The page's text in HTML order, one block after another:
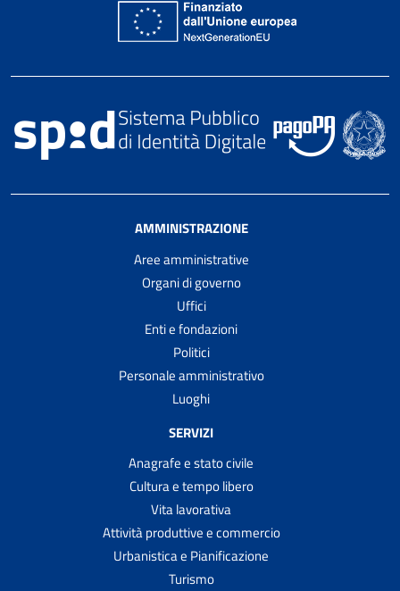
AMMINISTRAZIONE
Aree amministrative
Organi di governo
Uffici
Enti e fondazioni
Politici
Personale amministrativo
Luoghi
SERVIZI
Anagrafe e stato civile
Cultura e tempo libero
Vita lavorativa
Attività produttive e commercio
Urbanistica e Pianificazione
Turismo